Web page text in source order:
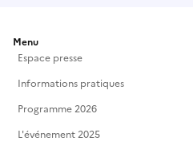
Menu
Espace presse
Informations pratiques
Programme 2026
L'événement 2025